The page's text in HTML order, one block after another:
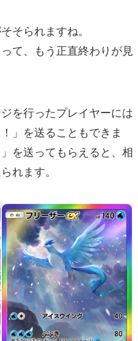
られますね。
って、もう正直終わりが見
を行ったプレイヤーには
」を送ることもできま
を送ってもらえると、相
れます。